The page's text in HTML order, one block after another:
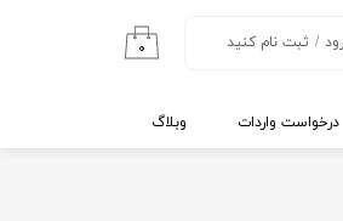
/ ثبت نام کنید
تغییر گذر واژه
۰
درخواست واردات وبلاگ